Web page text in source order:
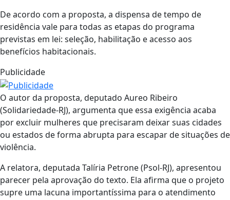
De acordo com a proposta, a dispensa de tempo de
residência vale para todas as etapas do programa
previstas em lei: seleção, habilitação e acesso aos
benefícios habitacionais.
Publicidade
O autor da proposta, deputado Aureo Ribeiro
(Solidariedade-RJ), argumenta que essa exigência acaba
por excluir mulheres que precisaram deixar suas cidades
ou estados de forma abrupta para escapar de situações de
violência.
A relatora, deputada Talíria Petrone (Psol-RJ), apresentou
parecer pela aprovação do texto. Ela afirma que o projeto
supre uma lacuna importantíssima para o atendimento